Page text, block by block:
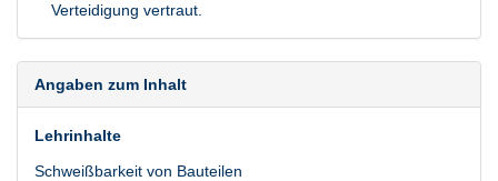
Verteidigung vertraut.
Angaben zum Inhalt
Lehrinhalte
Schweißbarkeit von Bauteilen